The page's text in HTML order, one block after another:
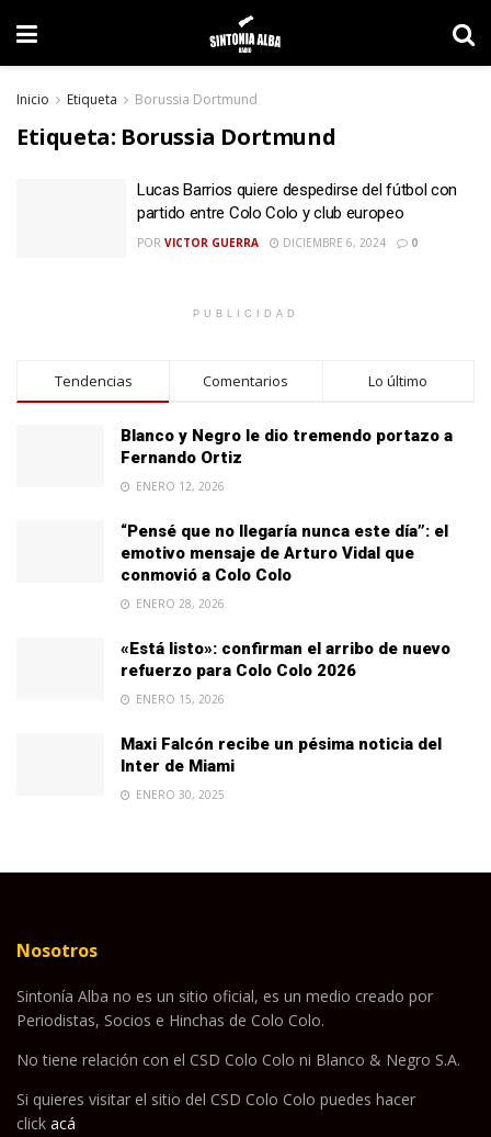
Inicio Etiqueta Borussia Dortmund
Etiqueta: Borussia Dortmund
Lucas Barrios quiere despedirse del fútbol con
partido entre Colo Colo y club europeo
POR VICTOR GUERRA DICIEMBRE 6, 2024 0
PUBLICIDAD
Tendencias Comentarios Lo último
Blanco y Negro le dio tremendo portazo a
Fernando Ortiz
ENERO 12, 2026
“Pensé que no llegaría nunca este día”: el
emotivo mensaje de Arturo Vidal que
conmovió a Colo Colo
ENERO 28, 2026
«Está listo»: confirman el arribo de nuevo
refuerzo para Colo Colo 2026
ENERO 15, 2026
Maxi Falcón recibe un pésima noticia del
Inter de Miami
ENERO 30, 2025
Nosotros
Sintonía Alba no es un sitio oficial, es un medio creado por
Periodistas, Socios e Hinchas de Colo Colo.
No tiene relación con el CSD Colo Colo ni Blanco & Negro S.A.
Si quieres visitar el sitio del CSD Colo Colo puedes hacer
click acá